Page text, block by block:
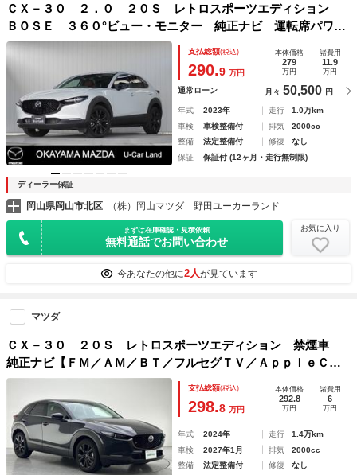
ＣＸ－３０ ２．０ ２０Ｓ レトロスポーツエディション
ＢＯＳＥ ３６０°ビュー・モニター 純正ナビ 運転席パワー
シート スマ－トキ－ 横滑り防止 Ｒカメラ パワーリアゲ
ート ＥＴＣ車載器 ＭＲＣＣ フルセグＴＶ パーキングセ
支払総額(税込)
290.9 万円
本体価格
279
万円
諸費用
11.9
万円
通常ローン 月々 50,500 円
年式 2023年 走行
1.0万km
車検
車検整備付 排気
2000cc
整備
法定整備付 修復
なし
保証
保証付 (12ヶ月・走行無制限)
ディーラー保証
岡山県岡山市北区 （株）岡山マツダ 野田ユーカーランド
まずは在庫確認・見積依頼
無料通話でお問い合わせ
お気に入り
今あなたの他に2人が見ています
マツダ
ＣＸ－３０ ２０Ｓ レトロスポーツエディション 禁煙車
純正ナビ【ＦＭ／ＡＭ／ＢＴ／フルセグＴＶ／ＡｐｐｌｅＣａ
ｒＰｌａｙ／ＡｎｄｒｏｉｄＡｕｔｏ】 パワーバックドア
ＢＯＳＥサウンド 全方位カメラ ビルトインＥＴＣ 前後ド
ライブレコーダー
支払総額(税込)
298.8 万円
本体価格
292.8
万円
諸費用
6
万円
年式 2024年 走行
1.4万km
車検
2027年1月 排気
2000cc
整備
法定整備付 修復
なし